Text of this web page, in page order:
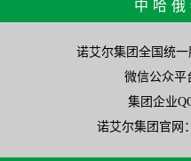
中哈
诺艾尔集团全国统一
微信公众平
集团企业
诺艾尔集团官网